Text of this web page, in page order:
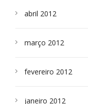
abril 2012
março 2012
fevereiro 2012
janeiro 2012